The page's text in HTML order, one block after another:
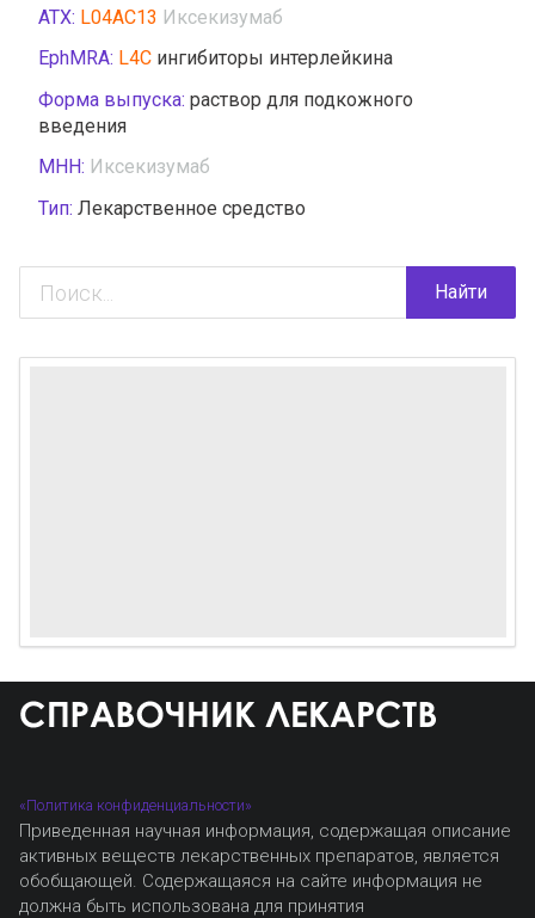
АТХ: L04AC13 Иксекизумаб
EphMRA: L4C ингибиторы интерлейкина
Форма выпуска: раствор для подкожного
введения
МНН: Иксекизумаб
Тип: Лекарственное средство
Найти
«Политика конфиденциальности»
Приведенная научная информация, содержащая описание
активных веществ лекарственных препаратов, является
обобщающей. Содержащаяся на сайте информация не
должна быть использована для принятия